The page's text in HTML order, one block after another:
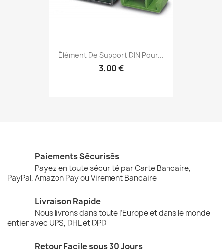
Élément De Support DIN Pour...
3,00 €
Paiements Sécurisés
Payez en toute sécurité par Carte Bancaire,
PayPal, Amazon Pay ou Virement Bancaire
Livraison Rapide
Nous livrons dans toute l’Europe et dans le monde
entier avec UPS, DHL et DPD
Retour Facile sous 30 Jours